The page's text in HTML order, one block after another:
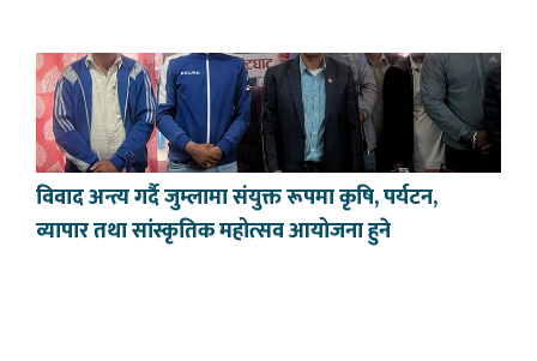
विवाद अन्त्य गर्दै जुम्लामा संयुक्त रूपमा कृषि, पर्यटन,
व्यापार तथा सांस्कृतिक महोत्सव आयोजना हुने